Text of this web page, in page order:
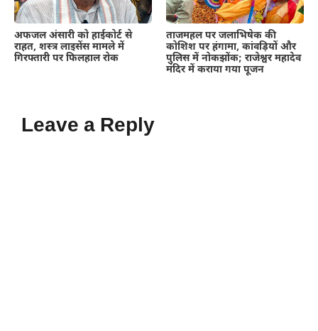
अफजल अंसारी को हाईकोर्ट से
राहत, शस्त्र लाइसेंस मामले में
गिरफ्तारी पर फिलहाल रोक
ताजमहल पर जलाभिषेक की
कोशिश पर हंगामा, कांवड़ियों और
पुलिस में नोकझोंक; राजेश्वर महादेव
मंदिर में कराया गया पूजन
Leave a Reply